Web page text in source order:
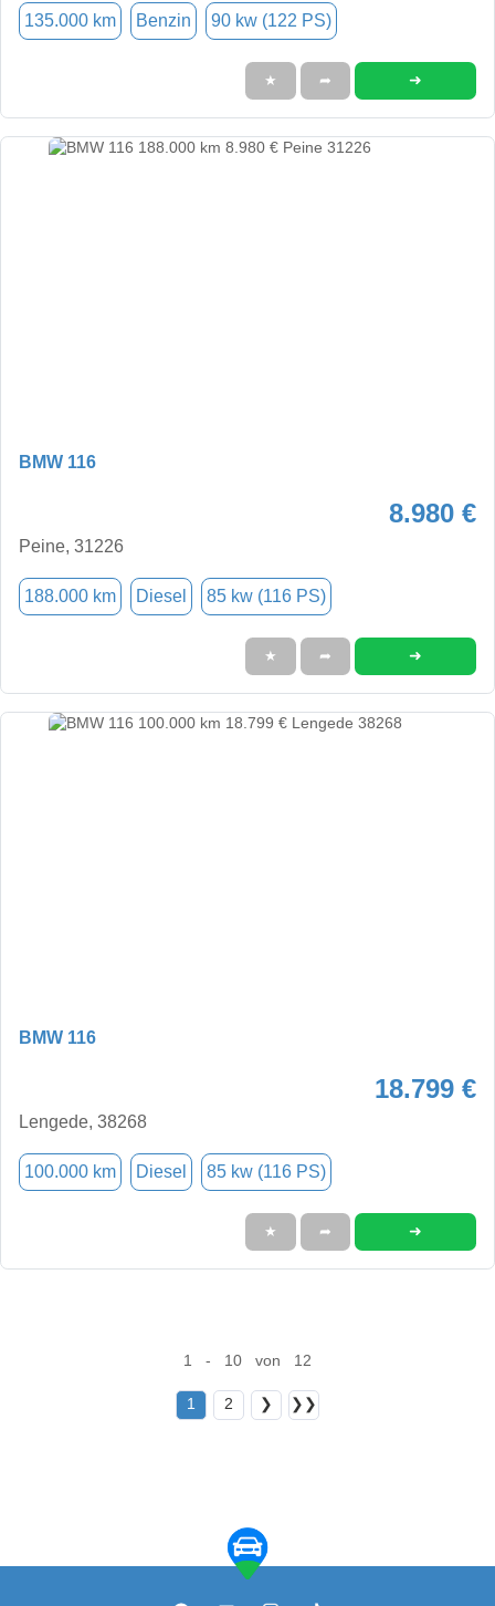
135.000 km Benzin 90 kw (122 PS)
★ ➦ ➜
BMW 116
8.980 €
Peine, 31226
188.000 km Diesel 85 kw (116 PS)
★ ➦ ➜
BMW 116
18.799 €
Lengede, 38268
100.000 km Diesel 85 kw (116 PS)
★ ➦ ➜
1 - 10 von 12
1 2 ❯ ❯❯